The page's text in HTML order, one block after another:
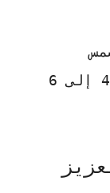
المباشرة لمدة تتراوح بين 4 إلى 6